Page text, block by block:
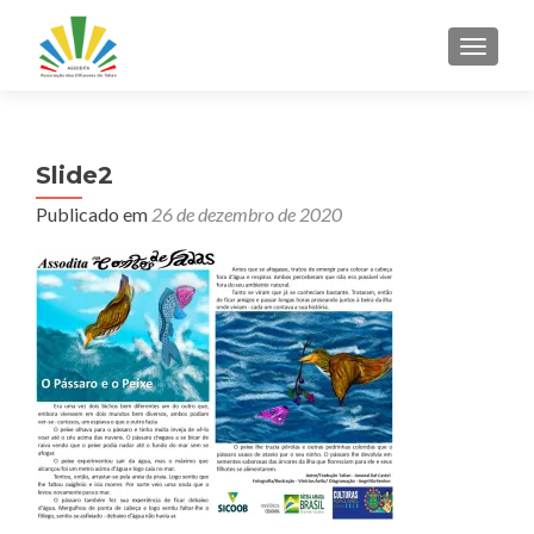
Slide2
Publicado em 26 de dezembro de 2020